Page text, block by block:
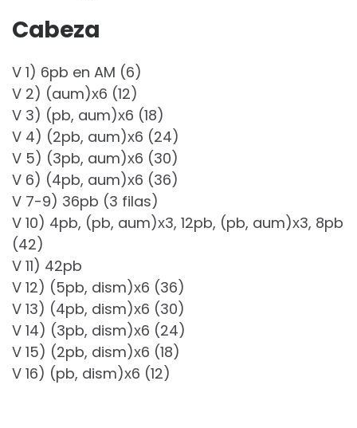
Cabeza
V 1) 6pb en AM (6)
V 2) (aum)х6 (12)
V 3) (pb, aum)х6 (18)
V 4) (2pb, aum)х6 (24)
V 5) (3pb, aum)х6 (30)
V 6) (4pb, aum)х6 (36)
V 7-9) 36pb (3 filas)
V 10) 4pb, (pb, aum)х3, 12pb, (pb, aum)х3, 8pb
(42)
V 11) 42pb
V 12) (5pb, dism)х6 (36)
V 13) (4pb, dism)х6 (30)
V 14) (3pb, dism)х6 (24)
V 15) (2pb, dism)х6 (18)
V 16) (pb, dism)х6 (12)